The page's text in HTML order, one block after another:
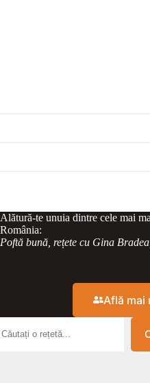
Alătură-te unuia dintre cele mai
România:
Poftă bună, rețete cu Gina
Află mai